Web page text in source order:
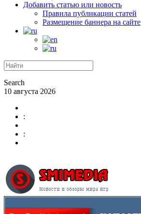
Добавить статью или новость
Правила публикации статей
Размещение баннера на сайте
Search
10 августа 2026
:
: